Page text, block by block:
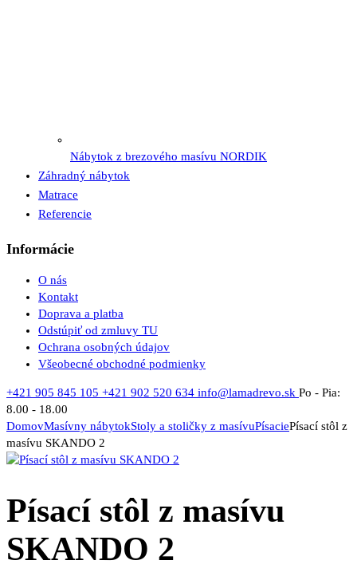
Nábytok z brezového masívu NORDIK
Záhradný nábytok
Matrace
Referencie
Informácie
O nás
Kontakt
Doprava a platba
Odstúpiť od zmluvy TU
Ochrana osobných údajov
Všeobecné obchodné podmienky
+421 905 845 105 +421 902 520 634 info@lamadrevo.sk Po - Pia:
8.00 - 18.00
DomovMasívny nábytokStoly a stoličky z masívuPísaciePísací stôl z
masívu SKANDO 2
Písací stôl z masívu
SKANDO 2